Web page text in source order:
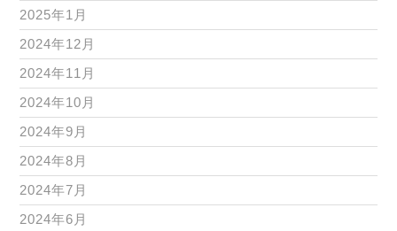
2025年1月
2024年12月
2024年11月
2024年10月
2024年9月
2024年8月
2024年7月
2024年6月